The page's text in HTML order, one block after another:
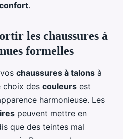
confort.
les chaussures à
formelles
chaussures à talons à
choix des couleurs est
harmonieuse. Les
peuvent mettre en
que des teintes mal